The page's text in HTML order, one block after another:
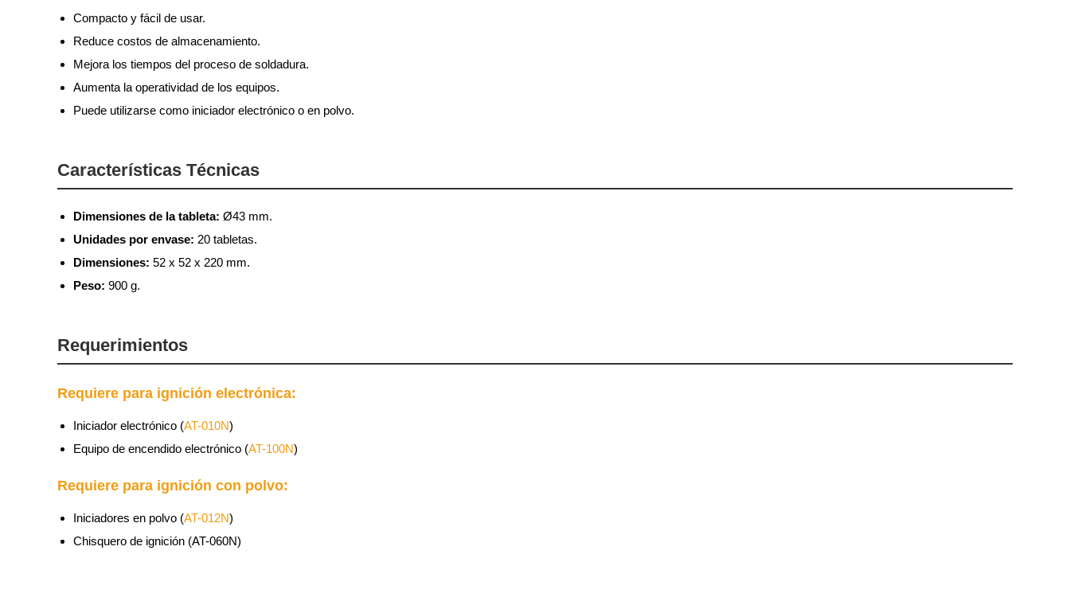
Compacto y fácil de usar.
Reduce costos de almacenamiento.
Mejora los tiempos del proceso de soldadura.
Aumenta la operatividad de los equipos.
Puede utilizarse como iniciador electrónico o en polvo.
Características Técnicas
Dimensiones de la tableta: Ø43 mm.
Unidades por envase: 20 tabletas.
Dimensiones: 52 x 52 x 220 mm.
Peso: 900 g.
Requerimientos
Requiere para ignición electrónica:
Iniciador electrónico (AT-010N)
Equipo de encendido electrónico (AT-100N)
Requiere para ignición con polvo:
Iniciadores en polvo (AT-012N)
Chisquero de ignición (AT-060N)